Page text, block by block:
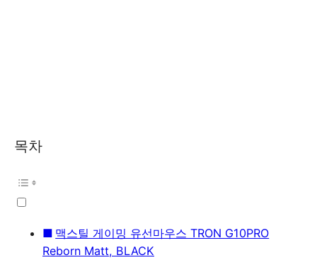
목차
맥스틸 게이밍 유선마우스 TRON G10PRO
Reborn Matt, BLACK